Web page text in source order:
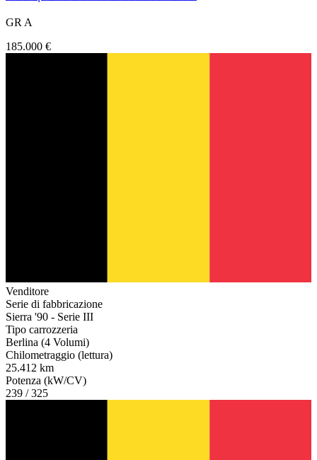
GR A
185.000 €
Venditore
Serie di fabbricazione
Sierra '90 - Serie III
Tipo carrozzeria
Berlina (4 Volumi)
Chilometraggio (lettura)
25.412 km
Potenza (kW/CV)
239 / 325